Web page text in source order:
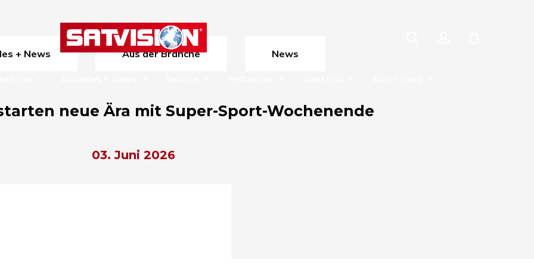
+ News Aus der Branche News
neue Ära mit Super-Sport-Wochenende
03. Juni 2026